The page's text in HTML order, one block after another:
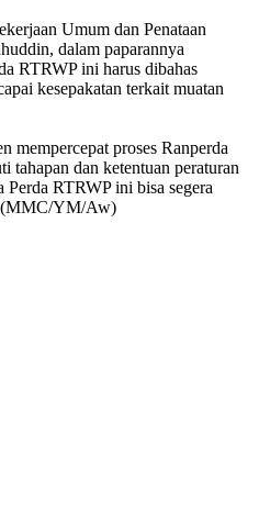
Umum dan Penataan
dalam paparannya
RTRWP ini harus dibahas
kesepakatan terkait muatan
mempercepat proses Ranperda
tahapan dan ketentuan peraturan
Perda RTRWP ini bisa segera
(MMC/YM/Aw)